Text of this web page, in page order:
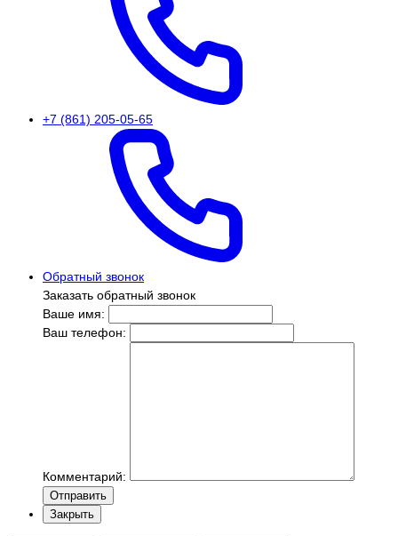
+7 (861) 205-05-65
Обратный звонок
Заказать обратный звонок
Ваше имя:
Ваш телефон:
Комментарий:
Отправить
Закрыть